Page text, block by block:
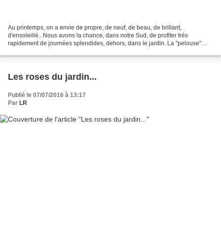
Au printemps, on a envie de propre, de neuf, de beau, de brillant,
d'ensoleillé.. Nous avons la chance, dans notre Sud, de profiter très
rapidement de journées splendides, dehors, dans le jardin. La "pelouse"
Les roses du jardin...
Publié le 07/07/2016 à 13:17
Par LR